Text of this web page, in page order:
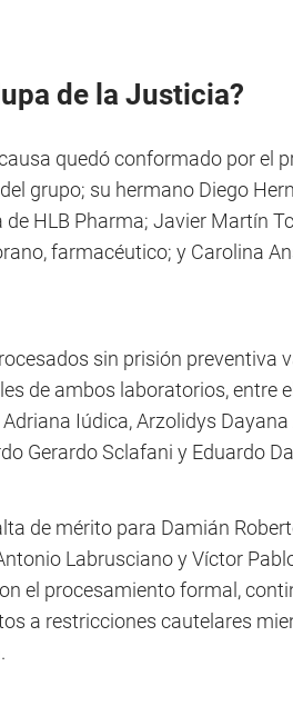
de la Justicia?
quedó conformado por el
grupo; su hermano Diego
HLB Pharma; Javier Martín
farmacéutico; y Carolina
sin prisión preventiva
de ambos laboratorios, entre
Iúdica, Arzolidys
Gerardo Sclafani y Eduardo
de mérito para Damián
Labrusciano y Víctor
el procesamiento formal,
a restricciones cautelares